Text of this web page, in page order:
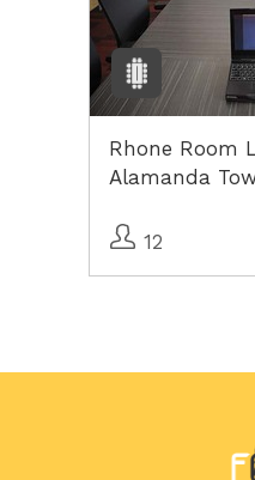
Rhone Room
Alamanda
12